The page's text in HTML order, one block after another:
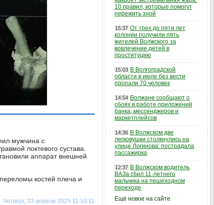
мужчина с
локтевого сустава.
аппарат внешней
костей плеча и
Четверг, 03 апреля 2025 11:10:11
10 правил, которые помогут
пережить зной
15:37 От трех до пяти лет
колонии получили пять
жителей Волжского за
вовлечение детей в
проституцию
15:03 В Волгоградской
области в июле без вести
пропали 70 человек
14:54 Волжане сообщают о
сбоях в работе приложений
банка, мессенджеров и
маркетплейсов
14:36 В Волжском две
легковушки столкнулись на
улице Логинова: пострадала
пассажирка
12:37 В Волжском водитель
ВАЗа сбил 11-летнего
мальчика на пешеходном
переходе
Ещё новое на сайте